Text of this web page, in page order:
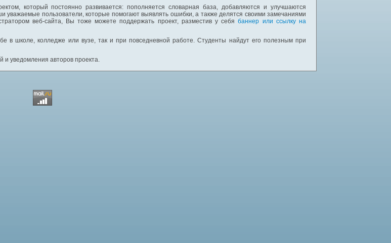
который постоянно развивается: пополняется словарная база, добавляются и улучшаются
пользователи, которые помогают выявлять ошибки, а также делятся своими замечаниями
веб-сайта, Вы тоже можете поддержать проект, разместив у себябаннер или ссылку на
в школе, колледже или вузе, так и при повседневной работе. Студенты найдут его полезным при
и уведомления авторов проекта.